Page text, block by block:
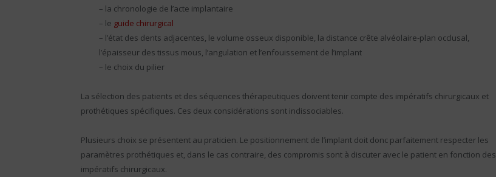
– la chronologie de l’acte implantaire
– le guide chirurgical
– l’état des dents adjacentes, le volume osseux disponible, la distance crête alvéolaire-plan occlusal,
l’épaisseur des tissus mous, l’angulation et l’enfouissement de l’implant
– le choix du pilier
La sélection des patients et des séquences thérapeutiques doivent tenir compte des impératifs chirurgicaux et
prothétiques spécifiques. Ces deux considérations sont indissociables.
Plusieurs choix se présentent au praticien. Le positionnement de l’implant doit donc parfaitement respecter les
paramètres prothétiques et, dans le cas contraire, des compromis sont à discuter avec le patient en fonction des
impératifs chirurgicaux.